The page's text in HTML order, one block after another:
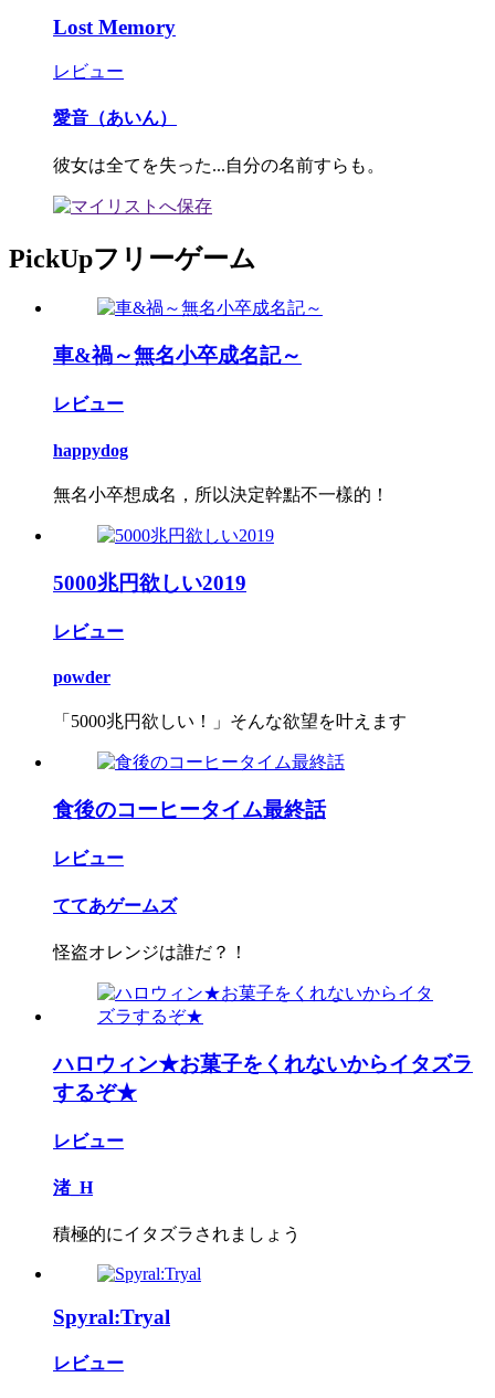
Lost Memory
レビュー
愛音（あいん）
彼女は全てを失った...自分の名前すらも。
PickUpフリーゲーム
車&禍～無名小卒成名記～
レビュー
happydog
無名小卒想成名，所以決定幹點不一樣的！
5000兆円欲しい2019
レビュー
powder
「5000兆円欲しい！」そんな欲望を叶えます
食後のコーヒータイム最終話
レビュー
ててあゲームズ
怪盗オレンジは誰だ？！
ハロウィン★お菓子をくれないからイタズラ
するぞ★
レビュー
渚_H
積極的にイタズラされましょう
Spyral:Tryal
レビュー